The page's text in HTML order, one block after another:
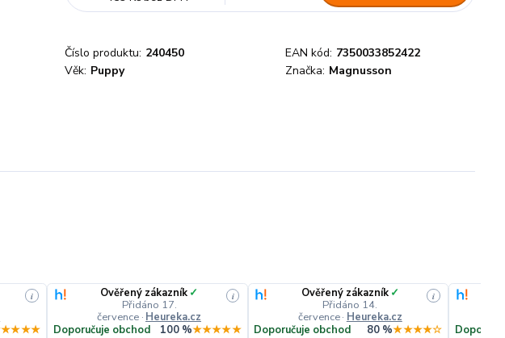
Číslo produktu: 240450 EAN kód: 7350033852422
Věk: Puppy Značka: Magnusson
i Ověřený zákazník ✓
Přidáno 17.
července · Heureka.cz
i
Doporučuje obchod 100 %★★★★★
Ověřený zákazník ✓
Přidáno 14.
července· Heureka.cz
i
Doporučuje obchod 80 %★★★★☆